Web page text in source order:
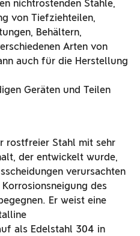
nichtrostenden Stähle,
von Tiefziehteilen,
Behältern,
Arten von
auch für die Herstellung
Geräten und Teilen
rostfreier Stahl mit sehr
der entwickelt wurde,
verursachten
des
Er weist eine
als Edelstahl 304 in